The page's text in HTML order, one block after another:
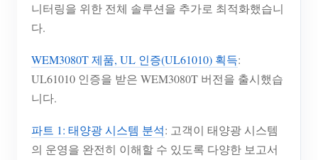
니터링을 위한 전체 솔루션을 추가로 최적화했습니
다.
WEM3080T 제품, UL 인증(UL61010) 획득:
UL61010 인증을 받은 WEM3080T 버전을 출시했습
니다.
파트 1: 태양광 시스템 분석: 고객이 태양광 시스템
의 운영을 완전히 이해할 수 있도록 다양한 보고서